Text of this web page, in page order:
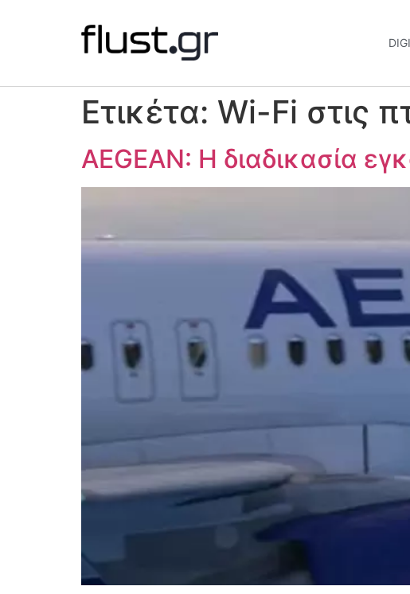
Ετικέτα: Wi-Fi στις
AEGEAN: H διαδικασία